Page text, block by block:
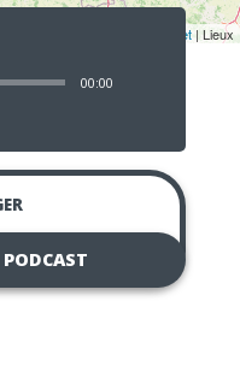
Leaflet | Lieux
00:00
PODCAST